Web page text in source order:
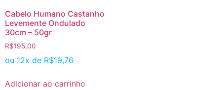
Cabelo Humano Castanho
Levemente Ondulado
30cm – 50gr
R$195,00
ou 12x de R$19,76
Adicionar ao carrinho